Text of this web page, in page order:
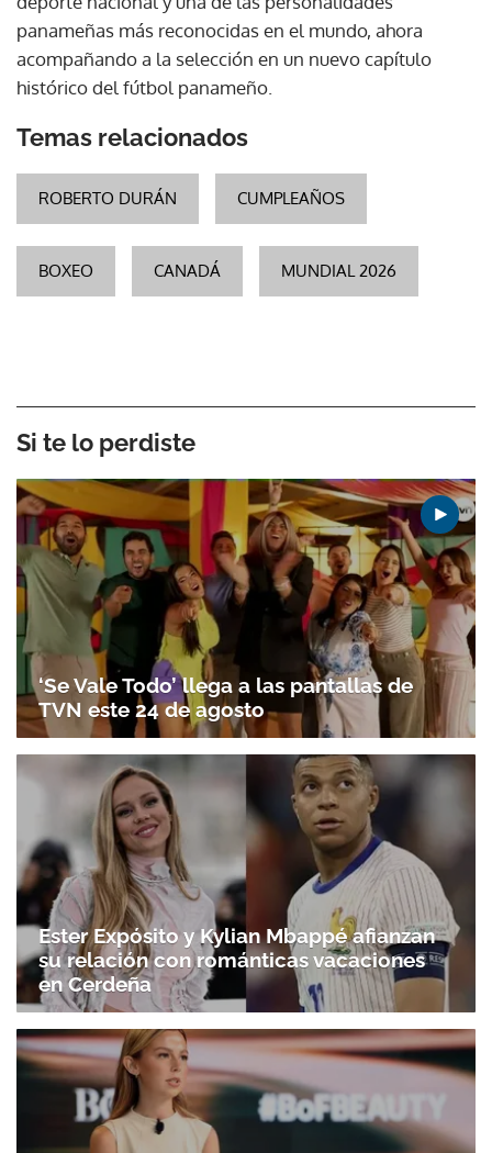
panameñas más reconocidas en el mundo, ahora
acompañando a la selección en un nuevo capítulo
histórico del fútbol panameño.
Temas relacionados
ROBERTO DURÁN CUMPLEAÑOS
BOXEO CANADÁ MUNDIAL 2026
Si te lo perdiste
‘Se Vale Todo’ llega a las pantallas de
TVN este 24 de agosto
Ester Expósito y Kylian Mbappé afianzan
su relación con románticas vacaciones
en Cerdeña